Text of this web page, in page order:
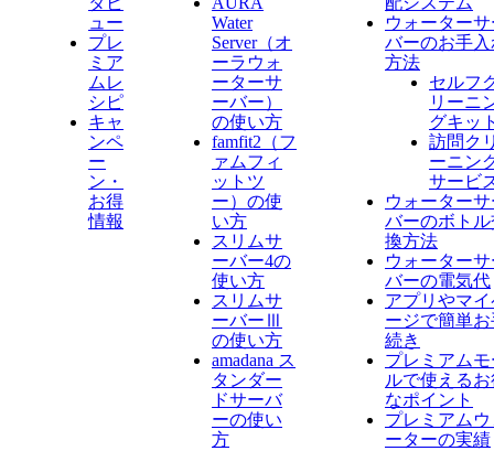
ュー
プレ
ミア
ムレ
シピ
キャ
ンペ
ー
ン・
お得
情報
Water
Server​（オ
ーラウォ
ーターサ
ーバー）
の使い方
famfit2（フ
ァムフィ
ットツ
ー）の使
い方
スリムサ
ーバー4の
使い方
スリムサ
ーバーⅢ
の使い方
amadana ス
タンダー
ドサーバ
ーの使い
方
ウォーター
バーのお手入
方法
セルフ
リーニ
グキッ
訪問ク
ーニン
サービ
ウォーター
バーのボトル
換方法
ウォーター
バーの電気代
アプリやマイ
ージで簡単お
続き
プレミアムモ
ルで使える
なポイント
プレミアムウ
ーターの実績